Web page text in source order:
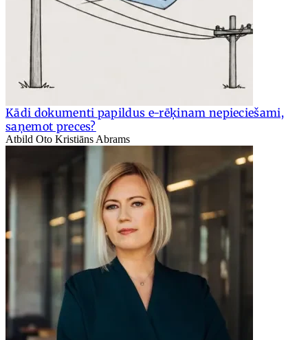
Kādi dokumenti papildus e-rēķinam nepieciešami,
saņemot preces?
Atbild Oto Kristiāns Abrams